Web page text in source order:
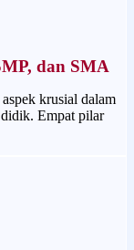
dan SMA
krusial dalam
Empat pilar